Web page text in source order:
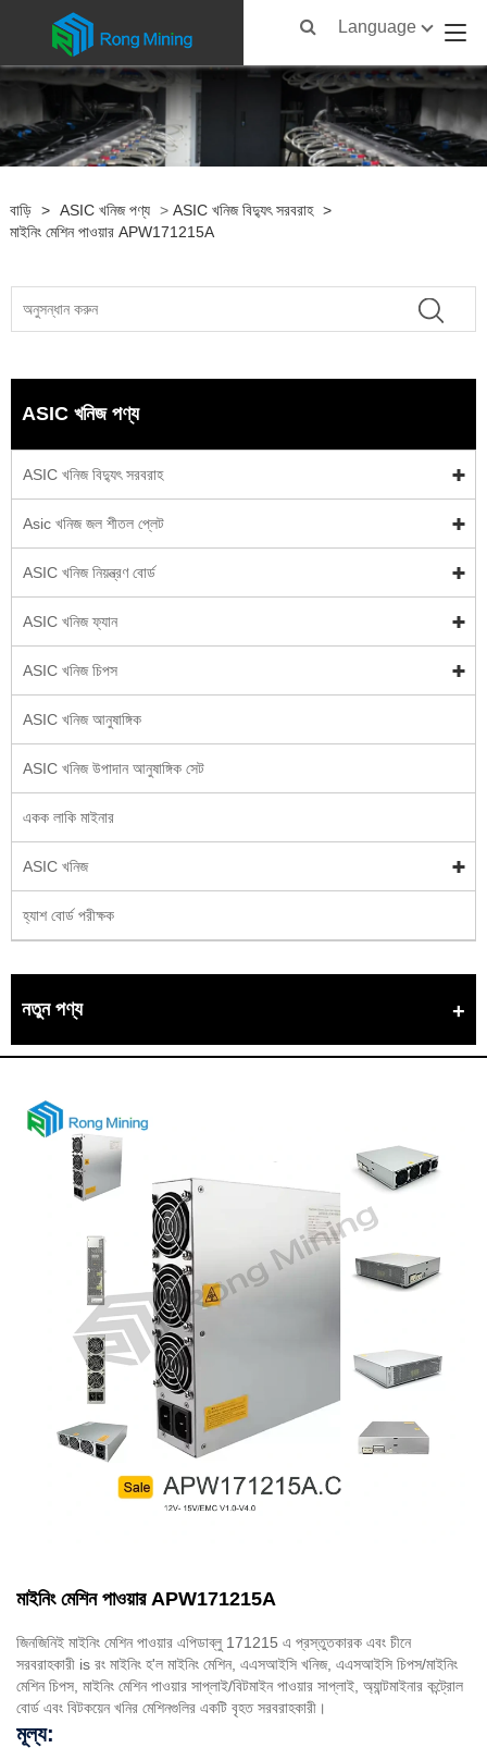
Language
বাড়ি > ASIC খনিজ পণ্য > ASIC খনিজ বিদ্যুৎ সরবরাহ >
মাইনিং মেশিন পাওয়ার APW171215A
ASIC খনিজ পণ্য
ASIC খনিজ বিদ্যুৎ সরবরাহ
Asic খনিজ জল শীতল প্লেট
ASIC খনিজ নিয়ন্ত্রণ বোর্ড
ASIC খনিজ ফ্যান
ASIC খনিজ চিপস
ASIC খনিজ আনুষাঙ্গিক
ASIC খনিজ উপাদান আনুষাঙ্গিক সেট
একক লাকি মাইনার
ASIC খনিজ
হ্যাশ বোর্ড পরীক্ষক
নতুন পণ্য
মাইনিং মেশিন পাওয়ার APW171215A
জিনজিনিই মাইনিং মেশিন পাওয়ার এপিডাব্লু 171215 এ প্রস্তুতকারক এবং চীনে
সরবরাহকারী is রং মাইনিং হ'ল মাইনিং মেশিন, এএসআইসি খনিজ, এএসআইসি চিপস/মাইনিং
মেশিন চিপস, মাইনিং মেশিন পাওয়ার সাপ্লাই/বিটমাইন পাওয়ার সাপ্লাই, অ্যান্টমাইনার কন্ট্রোল
বোর্ড এবং বিটকয়েন খনির মেশিনগুলির একটি বৃহত সরবরাহকারী।
মূল্য: